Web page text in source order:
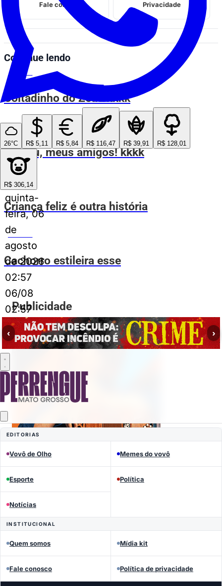
26°C R$ 5,11 R$ 5,84 R$ 116,47 R$ 39,91 R$ 128,01
R$ 306,14
quinta-
feira, 06
de
agosto
de 2026
02:57
06/08
02:57
‹ ›
EDITORIAS
Vovô de Olho Memes do vovô
Esporte Política
Notícias
INSTITUCIONAL
Quem somos Mídia kit
Fale conosco Política de privacidade
Fale conosco Privacidade
Continue lendo
ESPIA AÍ
Coitadinho do Zeus kkkk
ESPIA AÍ
Sextou, meus amigos! kkkk
ESPIA AÍ
Criança feliz é outra história
ESPIA AÍ
Cachorro estileira esse
Publicidade
Mais lidas